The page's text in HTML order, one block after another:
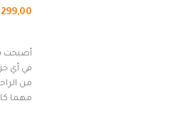
(رمادي)
299,00
أصبحت
في أي
من
مهما